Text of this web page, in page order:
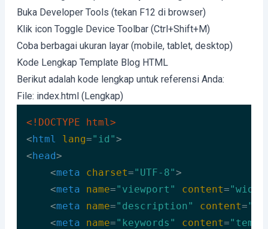
Buka Developer Tools (tekan F12 di browser)
Klik icon Toggle Device Toolbar (Ctrl+Shift+M)
Coba berbagai ukuran layar (mobile, tablet, desktop)
Kode Lengkap Template Blog HTML
Berikut adalah kode lengkap untuk referensi Anda:
File: index.html (Lengkap)
<!DOCTYPE html>
<html lang="id">
<head>
<meta charset="UTF-8">
<meta name="viewport" content=
<meta name="description" content=
<meta name="keywords" content=